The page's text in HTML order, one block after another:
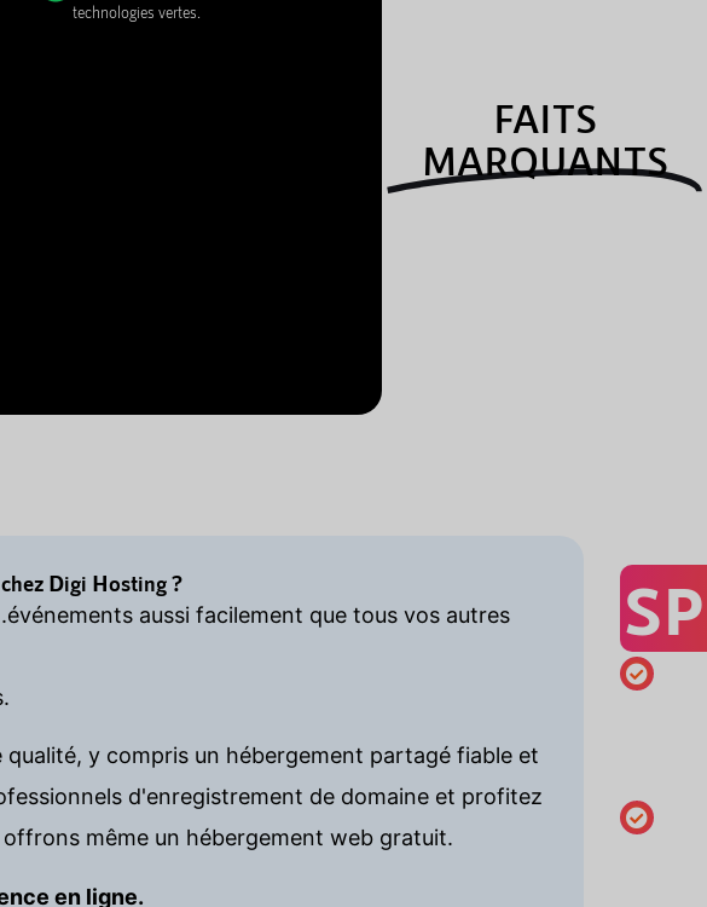
technologies vertes.
FAITS
MARQUANTS
Digi Hosting ?
aussi facilement que tous vos autres
y compris un hébergement partagé fiable et
d'enregistrement de domaine et profitez
même un hébergement web gratuit.
en ligne.